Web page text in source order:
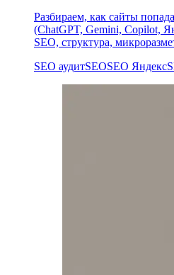
Разбираем, как сайты
(ChatGPT, Gemini, Copilot,
SEO, структура,
SEO аудитSEOSEO Яндекс